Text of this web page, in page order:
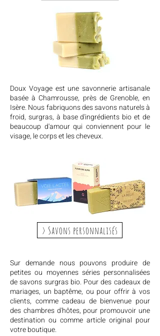
Doux Voyage est une savonnerie artisanale
basée à Chamrousse, près de Grenoble, en
Isère. Nous fabriquons des savons naturels à
froid, surgras, à base d'ingrédients bio et de
beaucoup d'amour qui conviennent pour le
visage, le corps et les cheveux.
> Savons personnalisés
Sur demande nous pouvons produire de
petites ou moyennes séries personnalisées
de savons surgras bio. Pour des cadeaux de
mariages, un baptême, ou pour offrir à vos
clients, comme cadeau de bienvenue pour
des chambres d'hôtes, pour promouvoir une
destination ou comme article original pour
votre boutique.